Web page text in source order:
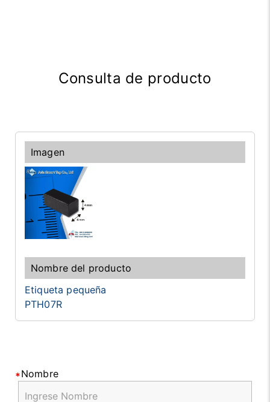
Consulta de producto
Etiqueta pequeña
PTH07R
Nombre